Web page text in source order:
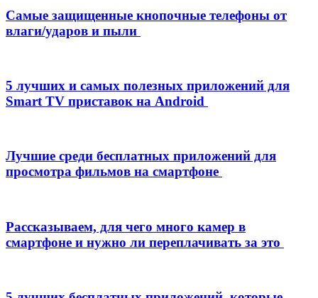
Самые защищенные кнопочные телефоны от
влаги/ударов и пыли
5 лучших и самых полезных приложений для
Smart TV приставок на Android
Лучшие среди бесплатных приложений для
просмотра фильмов на смартфоне
Рассказываем, для чего много камер в
смартфоне и нужно ли переплачивать за это